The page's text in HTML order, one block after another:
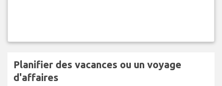
Planifier des vacances ou un voyage
d'affaires